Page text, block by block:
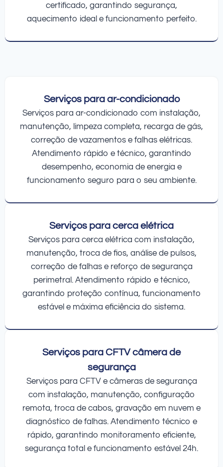
certificado, garantindo segurança,
aquecimento ideal e funcionamento perfeito.
Serviços para ar-condicionado
Serviços para ar-condicionado com instalação,
manutenção, limpeza completa, recarga de gás,
correção de vazamentos e falhas elétricas.
Atendimento rápido e técnico, garantindo
desempenho, economia de energia e
funcionamento seguro para o seu ambiente.
Serviços para cerca elétrica
Serviços para cerca elétrica com instalação,
manutenção, troca de fios, análise de pulsos,
correção de falhas e reforço de segurança
perimetral. Atendimento rápido e técnico,
garantindo proteção contínua, funcionamento
estável e máxima eficiência do sistema.
Serviços para CFTV câmera de
segurança
Serviços para CFTV e câmeras de segurança
com instalação, manutenção, configuração
remota, troca de cabos, gravação em nuvem e
diagnóstico de falhas. Atendimento técnico e
rápido, garantindo monitoramento eficiente,
segurança total e funcionamento estável 24h.